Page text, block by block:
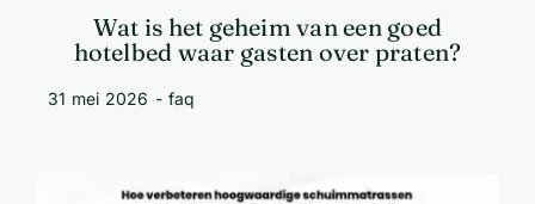
Wat is het geheim van een goed
hotelbed waar gasten over praten?
31 mei 2026 - faq